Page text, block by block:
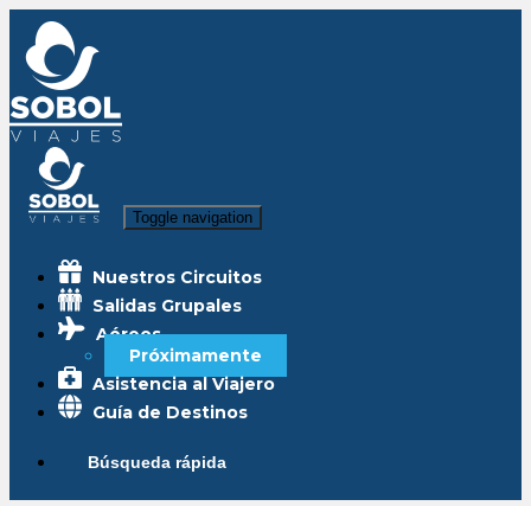
Toggle navigation
Nuestros Circuitos
Salidas Grupales
Aéreos
Próximamente
Asistencia al Viajero
Guía de Destinos
Búsqueda rápida